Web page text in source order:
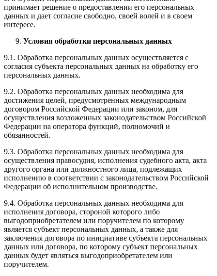
принимает решение о предоставлении его персональных
данных и дает согласие свободно, своей волей и в своем
интересе.
Условия обработки персональных данных
9.1. Обработка персональных данных осуществляется с
согласия субъекта персональных данных на обработку его
персональных данных.
9.2. Обработка персональных данных необходима для
достижения целей, предусмотренных международным
договором Российской Федерации или законом, для
осуществления возложенных законодательством Российской
Федерации на оператора функций, полномочий и
обязанностей.
9.3. Обработка персональных данных необходима для
осуществления правосудия, исполнения судебного акта, акта
другого органа или должностного лица, подлежащих
исполнению в соответствии с законодательством Российской
Федерации об исполнительном производстве.
9.4. Обработка персональных данных необходима для
исполнения договора, стороной которого либо
выгодоприобретателем или поручителем по которому
является субъект персональных данных, а также для
заключения договора по инициативе субъекта персональных
данных или договора, по которому субъект персональных
данных будет являться выгодоприобретателем или
поручителем.